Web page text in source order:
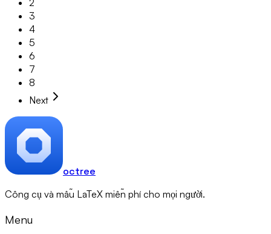
3
4
5
6
7
8
Next
octree
Công cụ và mẫu LaTeX miễn phí cho mọi người.
Menu